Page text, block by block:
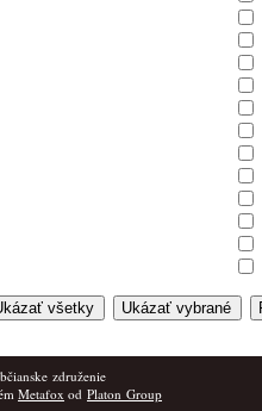
združenie
Metafox od Platon Group